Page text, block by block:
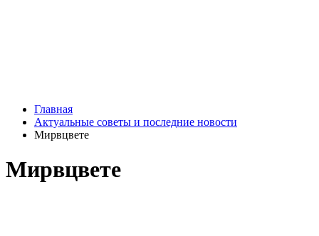
Главная
Актуальные советы и последние новости
Мирвцвете
Мирвцвете